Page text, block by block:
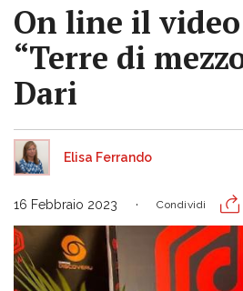
On line il
“Terre di
Dari
Elisa Ferrando
16 Febbraio 2023 Condividi